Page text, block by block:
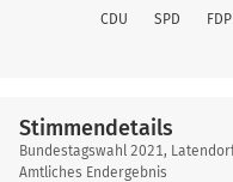
CDU SPD FDP
Stimmendetails
Stimmendetails
Bundestagswahl 2021,
Amtliches Endergebnis